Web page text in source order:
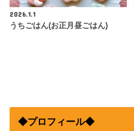
2026.1.1
うちごはん(お正月昼ごはん)
◆プロフィール◆